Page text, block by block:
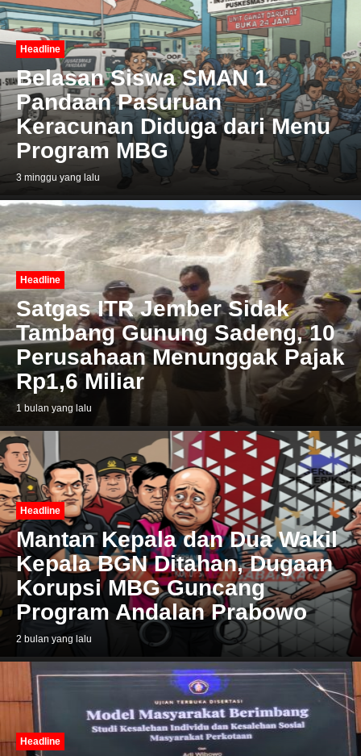
Headline
Belasan Siswa SMAN 1
Pandaan Pasuruan
Keracunan Diduga dari Menu
Program MBG
3 minggu yang lalu
Headline
Satgas ITR Jember Sidak
Tambang Gunung Sadeng, 10
Perusahaan Menunggak Pajak
Rp1,6 Miliar
1 bulan yang lalu
Headline
Mantan Kepala dan Dua Wakil
Kepala BGN Ditahan, Dugaan
Korupsi MBG Guncang
Program Andalan Prabowo
2 bulan yang lalu
Headline